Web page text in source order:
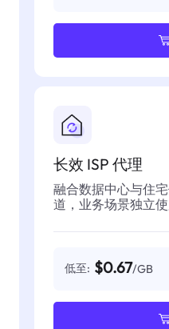
长效 ISP 代理
融合数据中心与住
道，业务场景独立使
低至: $0.67/GB